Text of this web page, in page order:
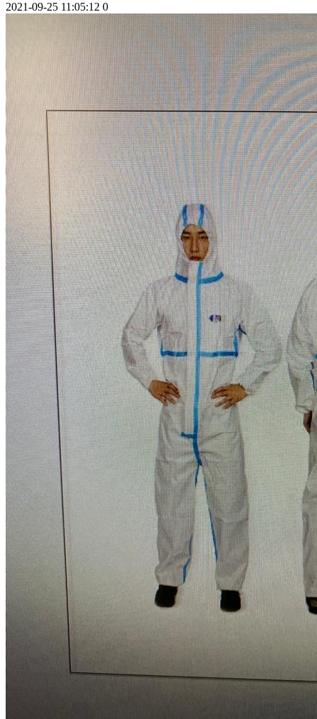
2021-09-25 11:05:12 0